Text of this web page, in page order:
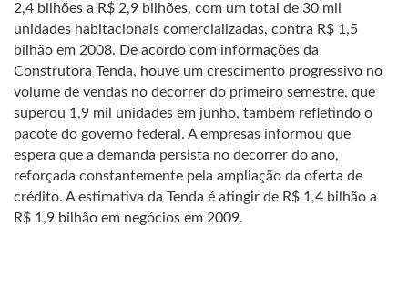
2,4 bilhões a R$ 2,9 bilhões, com um total de 30 mil
unidades habitacionais comercializadas, contra R$ 1,5
bilhão em 2008. De acordo com informações da
Construtora Tenda, houve um crescimento progressivo no
volume de vendas no decorrer do primeiro semestre, que
superou 1,9 mil unidades em junho, também refletindo o
pacote do governo federal. A empresas informou que
espera que a demanda persista no decorrer do ano,
reforçada constantemente pela ampliação da oferta de
crédito. A estimativa da Tenda é atingir de R$ 1,4 bilhão a
R$ 1,9 bilhão em negócios em 2009.